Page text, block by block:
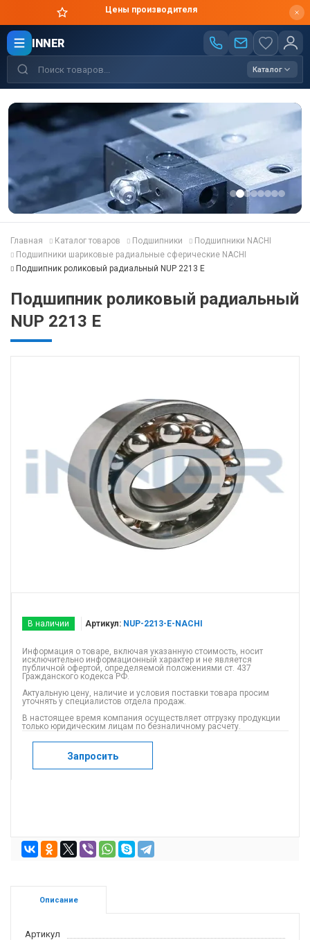
Цены производителя
INNER
Каталог
Главная Каталог товаров Подшипники
Подшипники NACHI
Подшипники шариковые радиальные сферические NACHI
Подшипник роликовый радиальный NUP 2213 E
Подшипник роликовый радиальный
NUP 2213 E
В наличии Артикул: NUP-2213-E-NACHI
Информация о товаре, включая указанную стоимость, носит
исключительно информационный характер и не является
публичной офертой, определяемой положениями ст. 437
Гражданского кодекса РФ.
Актуальную цену, наличие и условия поставки товара просим
уточнять у специалистов отдела продаж.
В настоящее время компания осуществляет отгрузку продукции
только юридическим лицам по безналичному расчету.
Запросить
Описание
Артикул